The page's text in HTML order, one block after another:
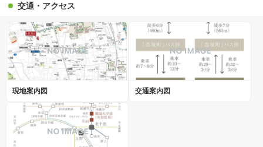
交通・アクセス
現地案内図 交通案内図